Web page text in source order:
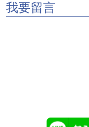
我要留言